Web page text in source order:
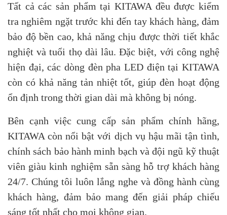
Tất cả các sản phẩm tại KITAWA đều được kiểm
tra nghiêm ngặt trước khi đến tay khách hàng, đảm
bảo độ bền cao, khả năng chịu được thời tiết khắc
nghiệt và tuổi thọ dài lâu. Đặc biệt, với công nghệ
hiện đại, các dòng đèn pha LED điện tại KITAWA
còn có khả năng tản nhiệt tốt, giúp đèn hoạt động
ổn định trong thời gian dài mà không bị nóng.
Bên cạnh việc cung cấp sản phẩm chính hãng,
KITAWA còn nổi bật với dịch vụ hậu mãi tận tình,
chính sách bảo hành minh bạch và đội ngũ kỹ thuật
viên giàu kinh nghiệm sẵn sàng hỗ trợ khách hàng
24/7. Chúng tôi luôn lắng nghe và đồng hành cùng
khách hàng, đảm bảo mang đến giải pháp chiếu
sáng tốt nhất cho mọi không gian.